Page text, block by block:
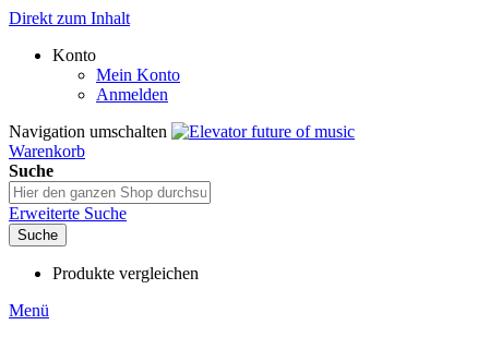
Direkt zum Inhalt
Konto
Mein Konto
Anmelden
Navigation umschalten
Warenkorb
Suche
Erweiterte Suche
Suche
Produkte vergleichen
Menü